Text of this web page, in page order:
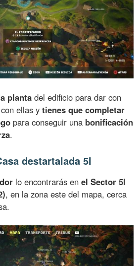
planta del edificio para dar con
ellas ytienes que completar
para conseguir una bonificación
.
destartalada 5I
lo encontrarás enel Sector 5I
, en la zona este del mapa, cerca